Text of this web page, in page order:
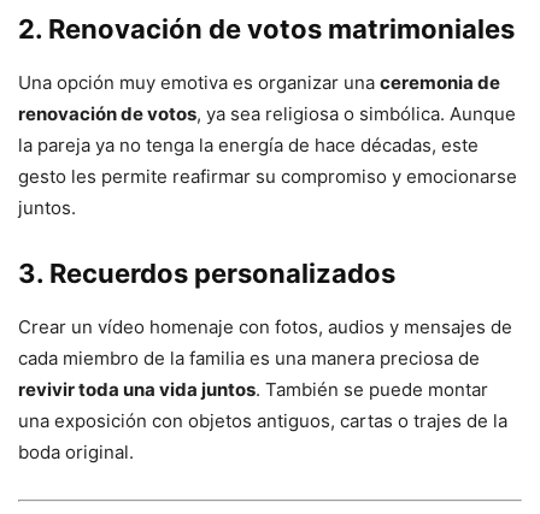
2. Renovación de votos matrimoniales
Una opción muy emotiva es organizar una ceremonia de
renovación de votos, ya sea religiosa o simbólica. Aunque
la pareja ya no tenga la energía de hace décadas, este
gesto les permite reafirmar su compromiso y emocionarse
juntos.
3. Recuerdos personalizados
Crear un vídeo homenaje con fotos, audios y mensajes de
cada miembro de la familia es una manera preciosa de
revivir toda una vida juntos. También se puede montar
una exposición con objetos antiguos, cartas o trajes de la
boda original.